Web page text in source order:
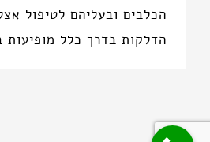
הכלבים ובעליהם לטיפול
הדלקות בדרך כלל מופיעות